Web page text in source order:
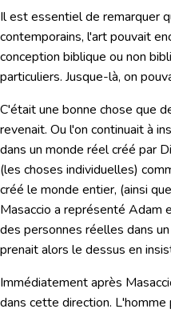
Il est essentiel de remarquer
contemporains, l'art pouvait
conception biblique ou non
particuliers. Jusque-là, on
C'était une bonne chose que
revenait. Ou l'on continuait à
dans un monde réel créé par
(les choses individuelles)
créé le monde entier, (ainsi
Masaccio a représenté Adam
des personnes réelles dans
prenait alors le dessus en
Immédiatement après
dans cette direction. L'homme